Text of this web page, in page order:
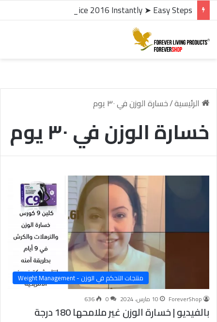
الرئيسية/خسارة الوزن في ٣٠ يوم
خسارة الوزن في ٣٠ يوم
منتجات التحكم في الوزن - Weight Management
ForeverShop 10 مارس، 2024 0
636
بالفيديو | خسارة الوزن غير ملامحها 180 درجة